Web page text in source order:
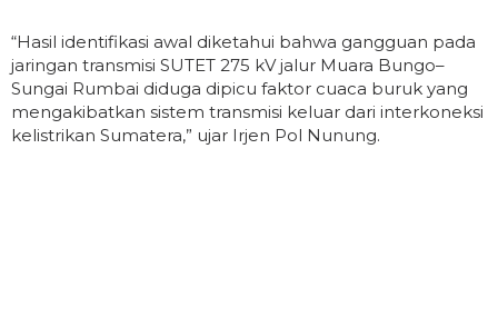
“Hasil identifikasi awal diketahui bahwa gangguan pada
jaringan transmisi SUTET 275 kV jalur Muara Bungo–
Sungai Rumbai diduga dipicu faktor cuaca buruk yang
mengakibatkan sistem transmisi keluar dari interkoneksi
kelistrikan Sumatera,” ujar Irjen Pol Nunung.